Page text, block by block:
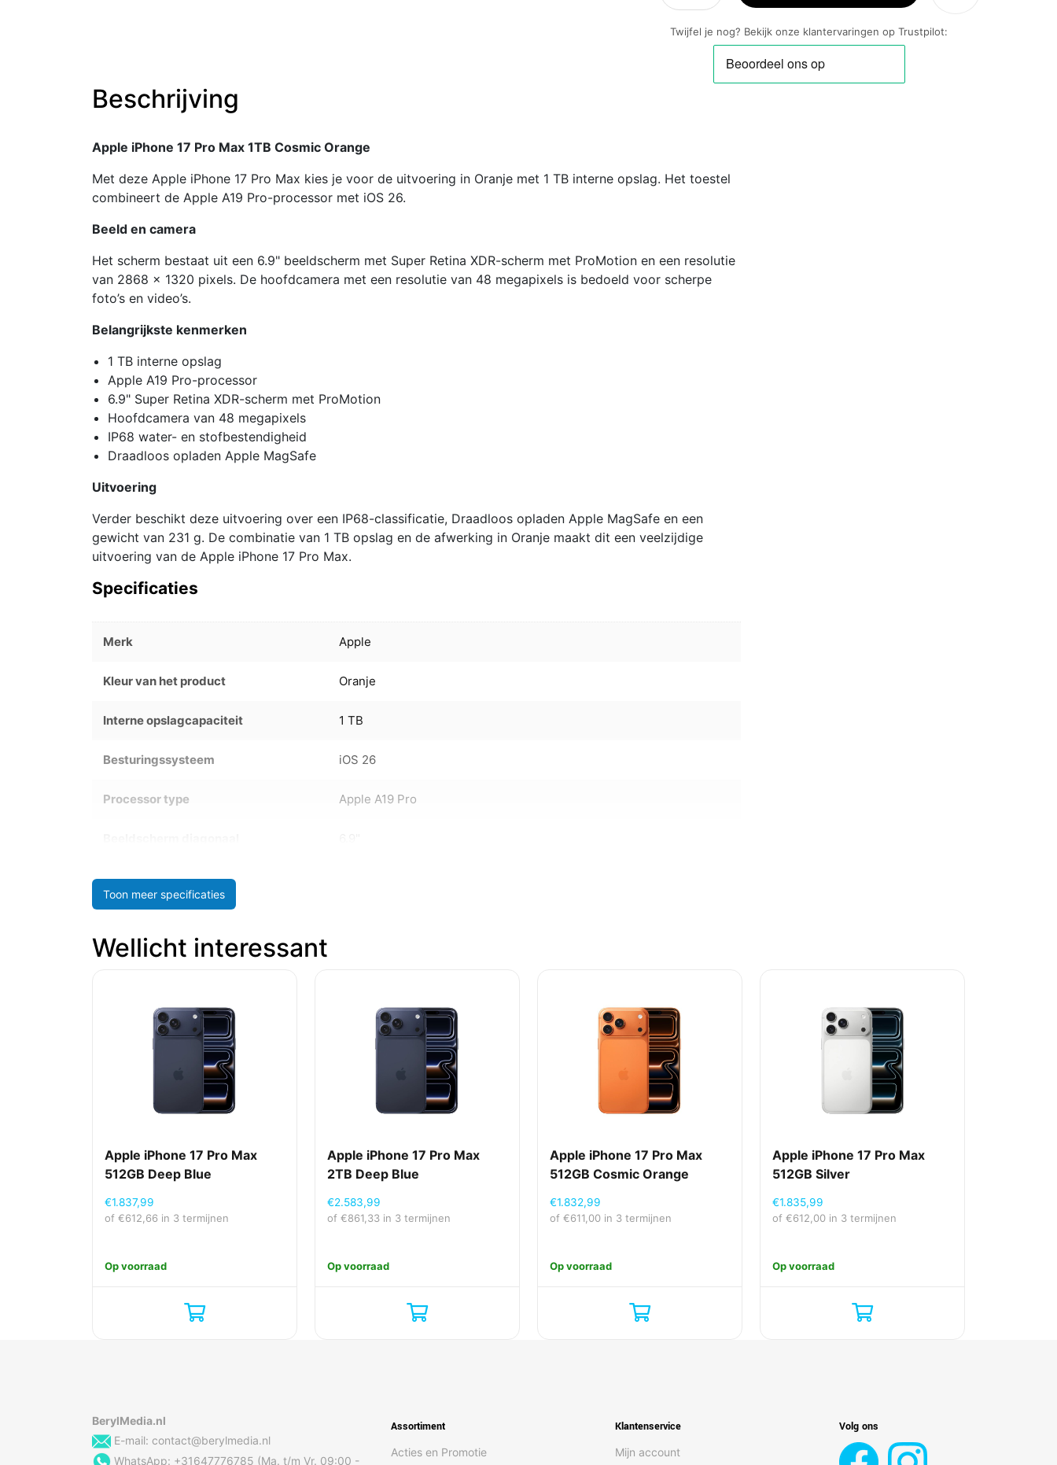
Pro
Twijfel je nog? Bekijk onze klantervaringen op Trustpilot:
Beschrijving
Apple iPhone 17 Pro Max 1TB Cosmic Orange
Met deze Apple iPhone 17 Pro Max kies je voor de uitvoering in Oranje met 1 TB interne opslag. Het toestel
combineert de Apple A19 Pro-processor met iOS 26.
Beeld en camera
Het scherm bestaat uit een 6.9" beeldscherm met Super Retina XDR-scherm met ProMotion en een resolutie
van 2868 x 1320 pixels. De hoofdcamera met een resolutie van 48 megapixels is bedoeld voor scherpe
foto’s en video’s.
Belangrijkste kenmerken
1 TB interne opslag
Apple A19 Pro-processor
6.9" Super Retina XDR-scherm met ProMotion
Hoofdcamera van 48 megapixels
IP68 water- en stofbestendigheid
Draadloos opladen Apple MagSafe
Uitvoering
Verder beschikt deze uitvoering over een IP68-classificatie, Draadloos opladen Apple MagSafe en een
gewicht van 231 g. De combinatie van 1 TB opslag en de afwerking in Oranje maakt dit een veelzijdige
uitvoering van de Apple iPhone 17 Pro Max.
Specificaties
Merk Apple
Kleur van het product Oranje
Interne opslagcapaciteit 1 TB
Besturingssysteem iOS 26
Processor type Apple A19 Pro
Toon meer specificaties
Wellicht interessant
Apple iPhone 17 Pro Max
512GB Deep Blue
€1.837,99
of €612,66 in 3 termijnen
Op voorraad
Apple iPhone 17 Pro Max
2TB Deep Blue
€2.583,99
of€861,33 in 3 termijnen
Op voorraad
Apple iPhone 17 Pro Max
512GB Cosmic Orange
€1.832,99
of€611,00 in 3 termijnen
Op voorraad
Apple iPhone 17 Pro Max
512GB Silver
€1.835,99
of€612,00 in 3 termijnen
Op voorraad
BerylMedia.nl
E-mail: contact@berylmedia.nl
WhatsApp: +31647776785 (Ma. t/m Vr. 09:00 -
Assortiment
Acties en Promotie
Klantenservice
Mijn account
Volg ons